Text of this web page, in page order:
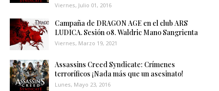
Viernes, Julio 01, 2016
Campaña de DRAGON AGE en el club ARS
LUDICA. Sesión 08. Waldric Mano Sangrienta
Viernes, Marzo 19, 2021
Assassins Creed Syndicate: Crímenes
terroríficos ¡Nada más que un asesinato!
Lunes, Mayo 23, 2016